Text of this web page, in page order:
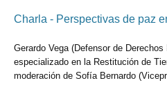
Charla - Perspectivas de paz
Gerardo Vega (Defensor de
especializado en la Restitución de
moderación de Sofía Bernardo